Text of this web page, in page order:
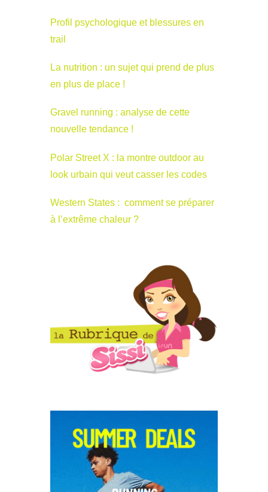
Profil psychologique et blessures en
trail
La nutrition : un sujet qui prend de plus
en plus de place !
Gravel running : analyse de cette
nouvelle tendance !
Polar Street X : la montre outdoor au
look urbain qui veut casser les codes
Western States : comment se préparer
à l’extrême chaleur ?